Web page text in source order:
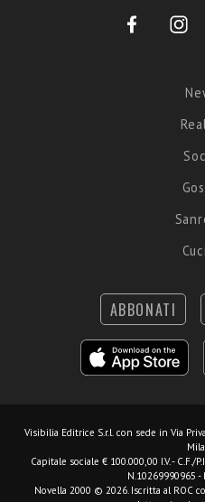
ABBONATI
Visibilia Editrice S.r.l. con sede in Via
Capitale sociale € 100.000,00 I.V. - C.F./
N.10269990965 -
Novella 2000 © 2026. Iscritta al ROC